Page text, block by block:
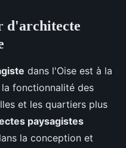
d'architecte
dans l'Oise est à la
fonctionnalité des
et les quartiers plus
paysagistes
la conception et